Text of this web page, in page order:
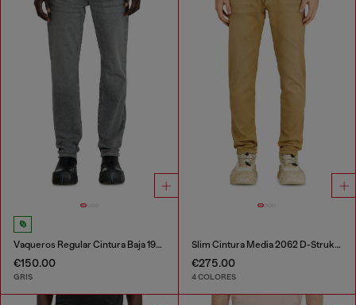
Vaqueros Regular Cintura Baja 1986 Larkee-Beex
€150.00
GRIS
Slim Cintura Media 2062 D-Strukt Joggjeans®
€275.00
4 COLORES